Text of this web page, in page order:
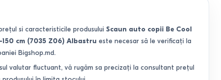
si caracteristicile produsului Scaun auto copii Be Cool
cm (7035 Z06) Albastru este necesar să le verificați la
Bigshop.md.
valutar fluctuant, vă rugăm sa precizați la consultant prețul